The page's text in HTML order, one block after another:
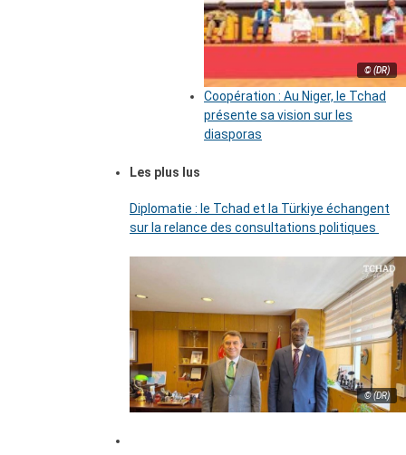
© (DR)
Coopération : Au Niger, le Tchad
présente sa vision sur les
diasporas
Les plus lus
Diplomatie : le Tchad et la Türkiye échangent
sur la relance des consultations politiques
© (DR)